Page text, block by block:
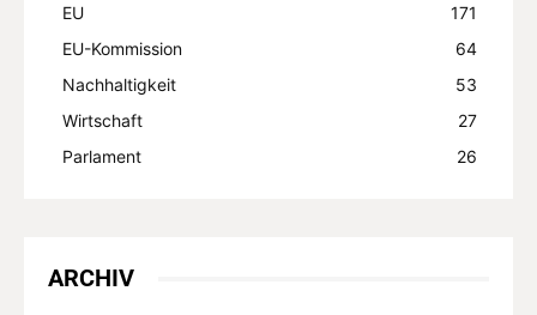
EU
171
EU-Kommission
64
Nachhaltigkeit
53
Wirtschaft
27
Parlament
26
ARCHIV